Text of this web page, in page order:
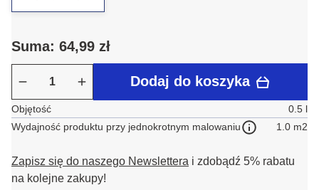
Suma: 64,99 zł
Dodaj do koszyka
Objętość
0.5 l
Wydajność produktu przy jednokrotnym malowaniu
1.0 m2
Zapisz się do naszego Newslettera i zdobądź 5% rabatu
na kolejne zakupy!